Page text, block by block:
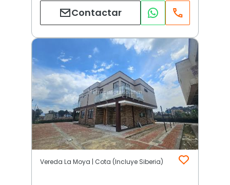
Contactar
Vereda La Moya | Cota (Incluye Siberia)